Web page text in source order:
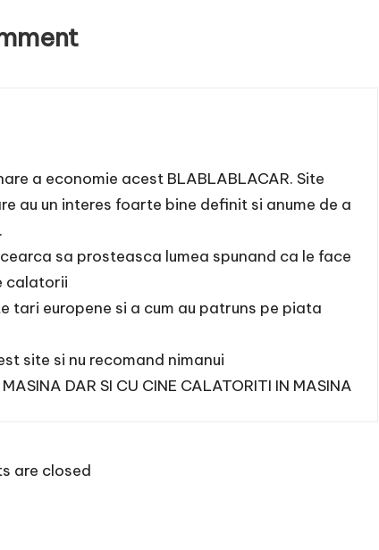
a economie acest BLABLABLACAR. Site
au un interes foarte bine definit si anume de a
sa prosteasca lumea spunand ca le face
calatorii
tari europene si a cum au patruns pe piata
site si nu recomand nimanui
DAR SI CU CINE CALATORITI IN MASINA
are closed